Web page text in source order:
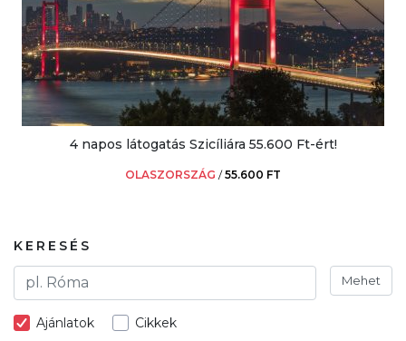
4 napos látogatás Szicíliára 55.600 Ft-ért!
OLASZORSZÁG /55.600 FT
KERESÉS
Mehet
Ajánlatok Cikkek